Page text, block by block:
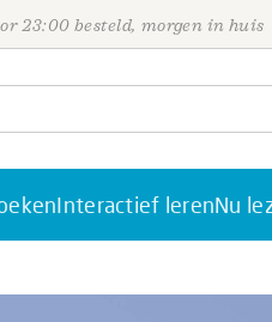
23:00 besteld, morgen in huis
Interactief lerenNu